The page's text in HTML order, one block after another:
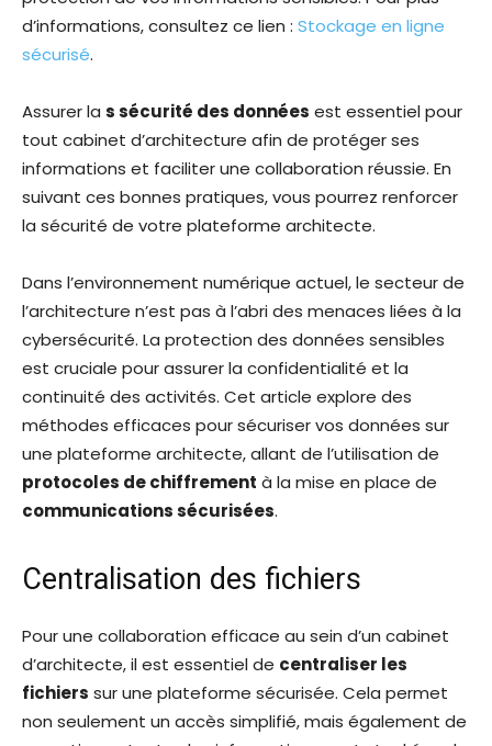
d’informations, consultez ce lien : Stockage en ligne
sécurisé.
Assurer la s sécurité des données est essentiel pour
tout cabinet d’architecture afin de protéger ses
informations et faciliter une collaboration réussie. En
suivant ces bonnes pratiques, vous pourrez renforcer
la sécurité de votre plateforme architecte.
Dans l’environnement numérique actuel, le secteur de
l’architecture n’est pas à l’abri des menaces liées à la
cybersécurité. La protection des données sensibles
est cruciale pour assurer la confidentialité et la
continuité des activités. Cet article explore des
méthodes efficaces pour sécuriser vos données sur
une plateforme architecte, allant de l’utilisation de
protocoles de chiffrement à la mise en place de
communications sécurisées.
Centralisation des fichiers
Pour une collaboration efficace au sein d’un cabinet
d’architecte, il est essentiel de centraliser les
fichiers sur une plateforme sécurisée. Cela permet
non seulement un accès simplifié, mais également de